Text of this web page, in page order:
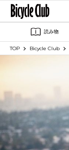
読み物
TOP Bicycle Club